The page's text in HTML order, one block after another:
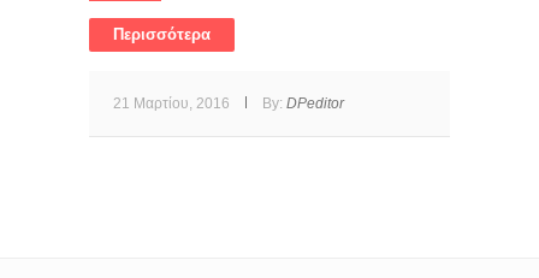
Περισσότερα
21 Μαρτίου, 2016 By: DPeditor